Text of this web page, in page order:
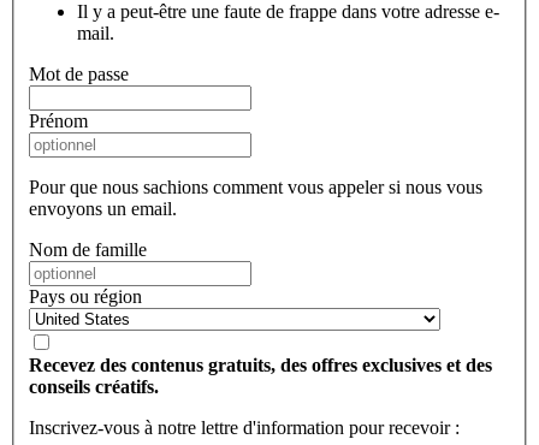
Il y a peut-être une faute de frappe dans votre adresse e-
mail.
Mot de passe
Prénom
Pour que nous sachions comment vous appeler si nous vous
envoyons un email.
Nom de famille
Pays ou région
Recevez des contenus gratuits, des offres exclusives et des
conseils créatifs.
Inscrivez-vous à notre lettre d'information pour recevoir :